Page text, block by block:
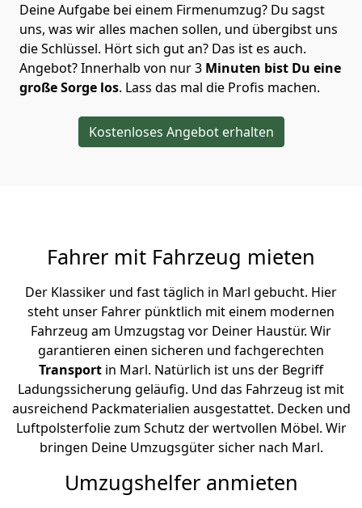
Deine Aufgabe bei einem Firmenumzug? Du sagst
uns, was wir alles machen sollen, und übergibst uns
die Schlüssel. Hört sich gut an? Das ist es auch.
Angebot? Innerhalb von nur 3 Minuten bist Du eine
große Sorge los. Lass das mal die Profis machen.
Kostenloses Angebot erhalten
Fahrer mit Fahrzeug mieten
Der Klassiker und fast täglich in Marl gebucht. Hier
steht unser Fahrer pünktlich mit einem modernen
Fahrzeug am Umzugstag vor Deiner Haustür. Wir
garantieren einen sicheren und fachgerechten
Transport in Marl. Natürlich ist uns der Begriff
Ladungssicherung geläufig. Und das Fahrzeug ist mit
ausreichend Packmaterialien ausgestattet. Decken und
Luftpolsterfolie zum Schutz der wertvollen Möbel. Wir
bringen Deine Umzugsgüter sicher nach Marl.
Umzugshelfer anmieten